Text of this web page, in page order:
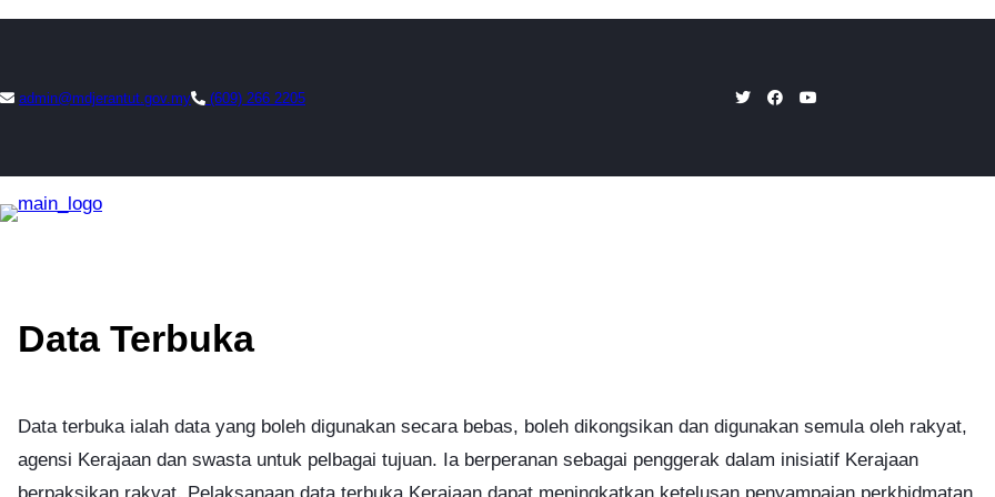
content
admin@mdjerantut.gov.my (609) 266 2205
Data Terbuka
Data terbuka ialah data yang boleh digunakan secara bebas, boleh dikongsikan dan digunakan semula oleh rakyat,
agensi Kerajaan dan swasta untuk pelbagai tujuan. Ia berperanan sebagai penggerak dalam inisiatif Kerajaan